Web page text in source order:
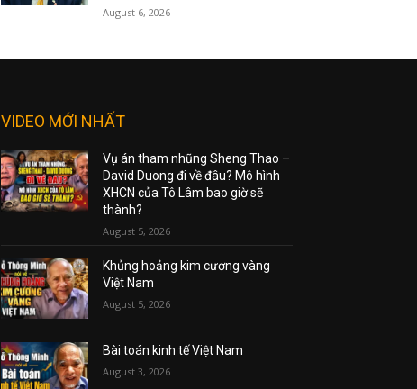
August 6, 2026
VIDEO MỚI NHẤT
Vụ án tham nhũng Sheng Thao –
David Duong đi về đâu? Mô hình
XHCN của Tô Lâm bao giờ sẽ
thành?
August 5, 2026
Khủng hoảng kim cương vàng
Việt Nam
August 5, 2026
Bài toán kinh tế Việt Nam
August 3, 2026